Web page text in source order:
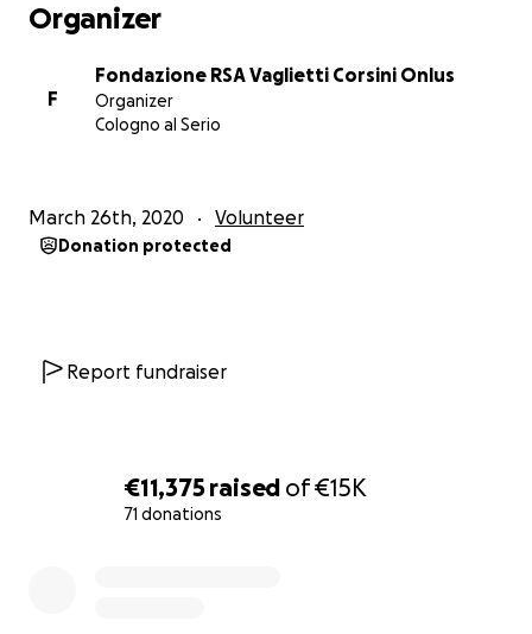
€11,375 raised of€15K
71 donations
Organizer
F
Fondazione RSA Vaglietti Corsini Onlus
Organizer
Cologno al Serio
March 26th, 2020 Volunteer
Donation protected
Report fundraiser